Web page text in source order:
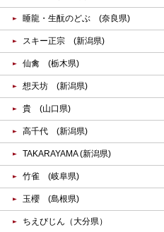
睡龍・生酛のどぶ (奈良県)
スキー正宗 (新潟県)
仙禽 (栃木県)
想天坊 (新潟県)
貴 (山口県)
高千代 (新潟県)
TAKARAYAMA (新潟県)
竹雀 (岐阜県)
玉櫻 (島根県)
ちえびじん（大分県）